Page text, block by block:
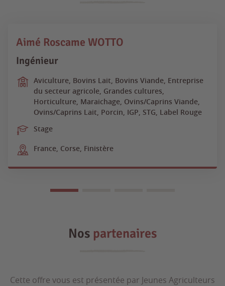
Aimé Roscame WOTTO
Ingénieur
Aviculture, Bovins Lait, Bovins Viande, Entreprise
du secteur agricole, Grandes cultures,
Horticulture, Maraichage, Ovins/Caprins Viande,
Ovins/Caprins Lait, Porcin, IGP, STG, Label Rouge
Stage
France, Corse, Finistère
Nos partenaires
Cette offre vous est présentée par Jeunes Agriculteurs